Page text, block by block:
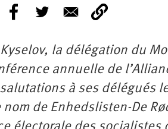
la délégation du
annuelle de
à ses délégués
de Enhedslisten-De